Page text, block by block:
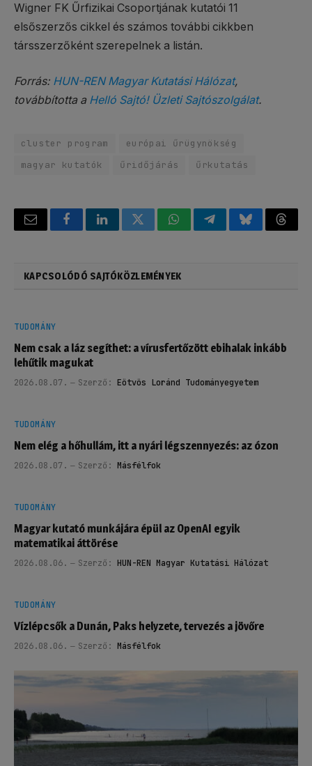
Wigner FK Űrfizikai Csoportjának kutatói 11
elsőszerzős cikkel és számos további cikkben
társszerzőként szerepelnek a listán.
Forrás: HUN-REN Magyar Kutatási Hálózat,
továbbította a Helló Sajtó! Üzleti Sajtószolgálat.
cluster program
európai űrügynökség
magyar kutatók
űridőjárás űrkutatás
Email FacebookLinkedInTwitterWhatsAppTelegramBluesky
KAPCSOLÓDÓ SAJTÓKÖZLEMÉNYEK
TUDOMÁNY
Nem csak a láz segíthet: a vírusfertőzött ebihalak inkább
lehűtik magukat
2026.08.07. Szerző: Eötvös Loránd Tudományegyetem
TUDOMÁNY
Nem elég a hőhullám, itt a nyári légszennyezés: az ózon
2026.08.07. Szerző: Másfélfok
TUDOMÁNY
Magyar kutató munkájára épül az OpenAI egyik
matematikai áttörése
2026.08.06. Szerző: HUN-REN Magyar Kutatási Hálózat
TUDOMÁNY
Vízlépcsők a Dunán, Paks helyzete, tervezés a jövőre
2026.08.06. Szerző: Másfélfok